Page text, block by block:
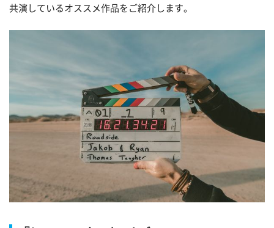
共演しているオススメ作品をご紹介します。